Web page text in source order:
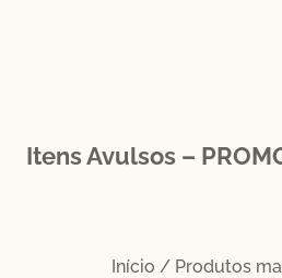
Itens Avulsos –
Início / Produtos